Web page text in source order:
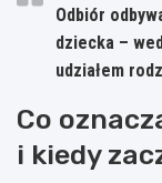
Odbiór
dziecka –
udziałem
Co
i kiedy